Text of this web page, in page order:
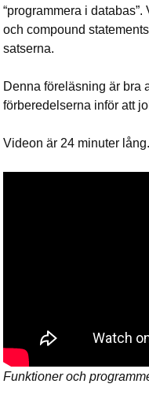
“programmera i
och compound
satserna.
Denna föreläsning är bra
förberedelserna inför att
Videon är 24 minuter lång.
Funktioner och